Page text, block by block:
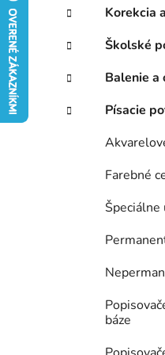
l
Korekcia
Školské
Balenie a
Písacie
Farebné
Špeciálne
báze